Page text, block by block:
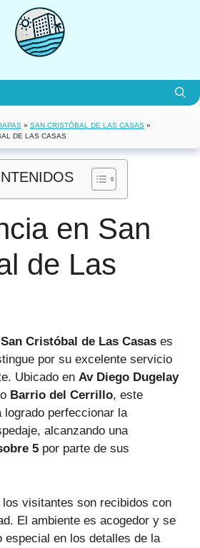
» SAN CRISTÓBAL DE LAS CASAS »
DE LAS CASAS
en San
de Las
Cristóbal de Las Casas es
por su excelente servicio
Ubicado en Av Diego Dugelay
Barrio del Cerrillo, este
logrado perfeccionar la
alcanzando una
5 por parte de sus
visitantes son recibidos con
El ambiente es acogedor y se
especial en los detalles de la